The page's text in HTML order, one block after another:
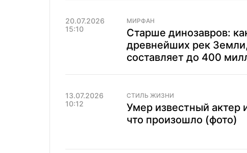
20.07.2026
15:10
МИРФАН
Старше динозавров:
древнейших рек
составляет до 400
13.07.2026
10:12
СТИЛЬ ЖИЗНИ
Умер известный актер
что произошло (фото)